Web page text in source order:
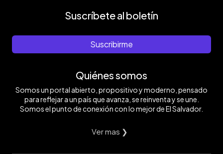
Suscríbete al boletín
Suscribirme
Quiénes somos
Somos un portal abierto, propositivo y moderno, pensado
para reflejar a un país que avanza, se reinventa y se une.
Somos el punto de conexión con lo mejor de El Salvador.
Ver mas ❯